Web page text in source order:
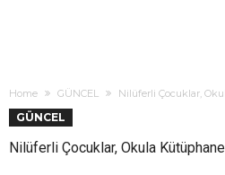
Home GÜNCEL Nilüferli Çocuklar,
GÜNCEL
Nilüferli Çocuklar, Okula